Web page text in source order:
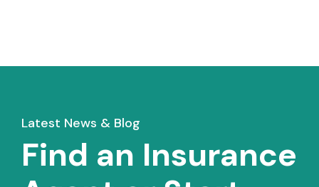
Latest News & Blog
Find an Insurance